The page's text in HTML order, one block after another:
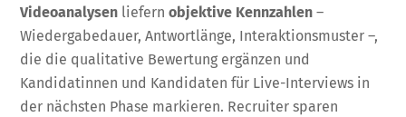
Videoanalysen liefernobjektive Kennzahlen –
Wiedergabedauer, Antwortlänge, Interaktionsmuster –,
die die qualitative Bewertung ergänzen und
Kandidatinnen und Kandidaten für Live-Interviews in
der nächsten Phase markieren. Recruiter sparen